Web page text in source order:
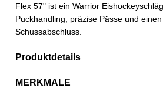
Flex 57" ist ein Warrior
Puckhandling, präzise Pässe und
Schussabschluss.
Produktdetails
MERKMALE